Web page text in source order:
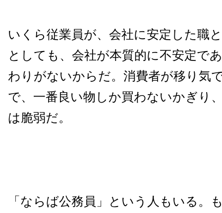
いくら従業員が、会社に安定した職
としても、会社が本質的に不安定で
わりがないからだ。消費者が移り気
で、一番良い物しか買わないかぎり
は脆弱だ。
「ならば公務員」という人もいる。